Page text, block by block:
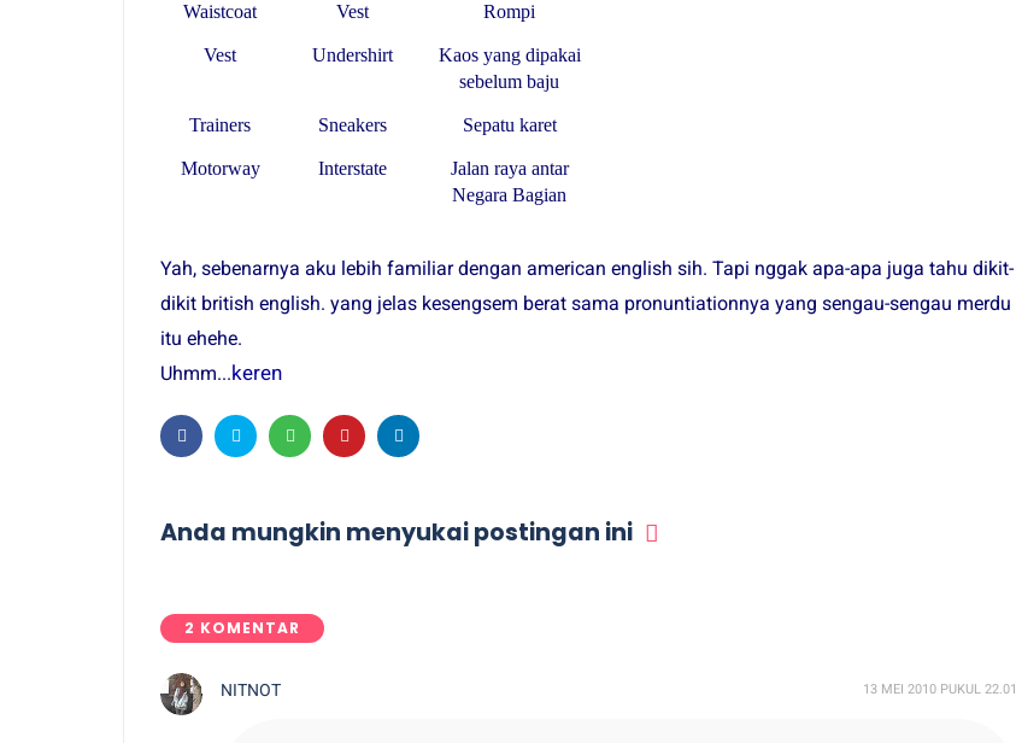
Waistcoat Vest Rompi
Vest Undershirt
Kaos yang dipakai
sebelum baju
Trainers Sneakers Sepatu karet
Motorway Interstate
Jalan raya antar
Negara Bagian
Yah, sebenarnya aku lebih familiar dengan american english sih. Tapi nggak apa-apa juga tahu dikit-
dikit british english. yang jelas kesengsem berat sama pronuntiationnya yang sengau-sengau merdu
itu ehehe.
Uhmm...keren
Anda mungkin menyukai postingan ini
2 KOMENTAR
NITNOT 13 MEI 2010 PUKUL 22.01